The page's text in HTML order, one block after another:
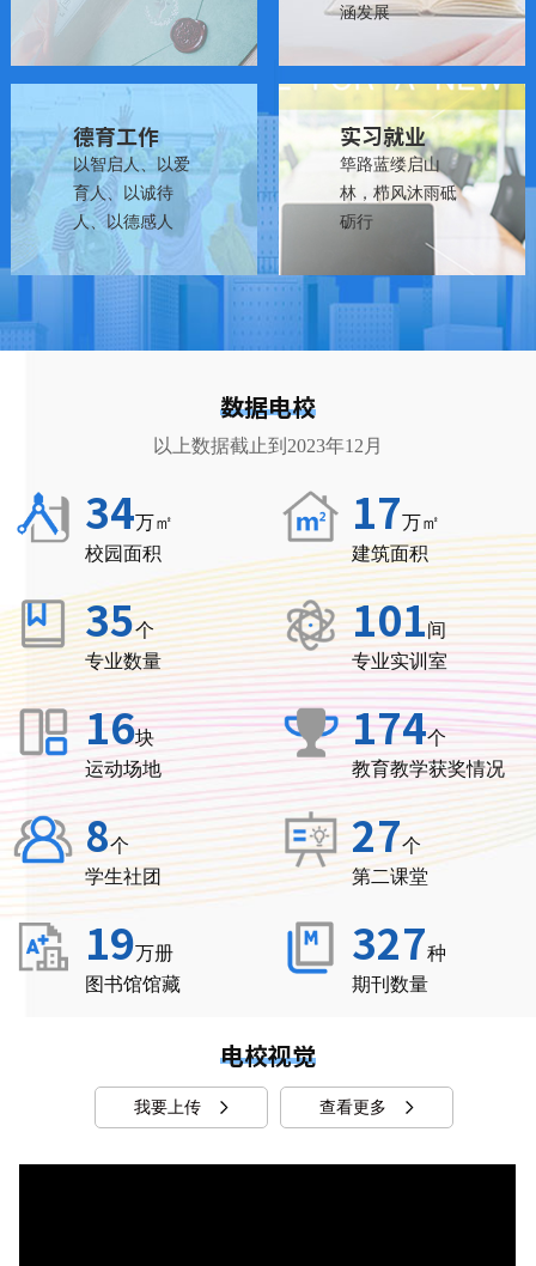
涵发展
德育工作
以智启人、以爱
育人、以诚待
人、以德感人
实习就业
筚路蓝缕启山
林，栉风沐雨砥
砺行
数据电校
以上数据截止到2023年12月
34万㎡
校园面积
17万㎡
建筑面积
35个
专业数量
101间
专业实训室
16块
运动场地
174个
教育教学获奖情况
8个
学生社团
27个
第二课堂
19万册
图书馆馆藏
327种
期刊数量
电校视觉
我要上传 查看更多